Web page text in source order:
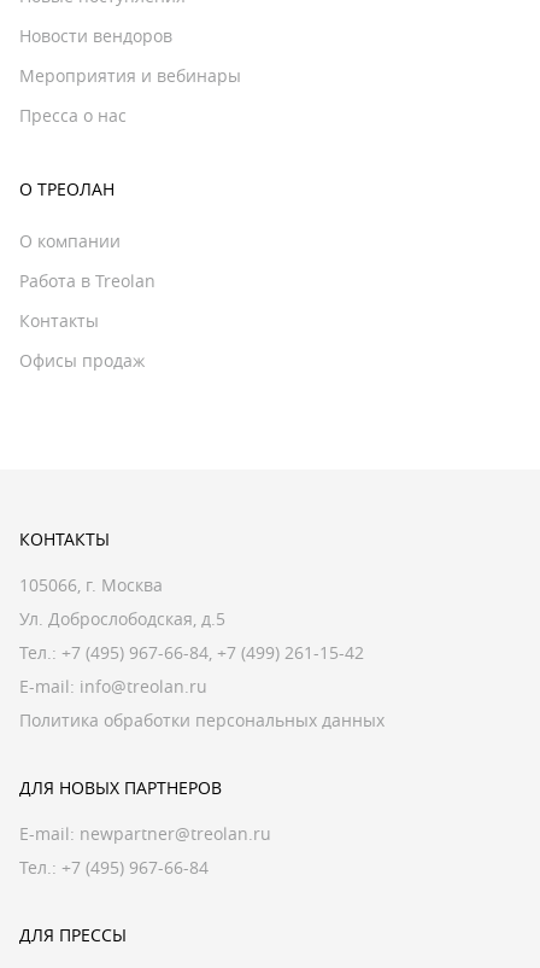
Новости вендоров
Мероприятия и вебинары
Пресса о нас
О ТРЕОЛАН
О компании
Работа в Treolan
Контакты
Офисы продаж
КОНТАКТЫ
105066, г. Москва
Ул. Доброслободская, д.5
Тел.: +7 (495) 967-66-84, +7 (499) 261-15-42
E-mail: info@treolan.ru
Политика обработки персональных данных
ДЛЯ НОВЫХ ПАРТНЕРОВ
E-mail: newpartner@treolan.ru
Тел.: +7 (495) 967-66-84
ДЛЯ ПРЕССЫ